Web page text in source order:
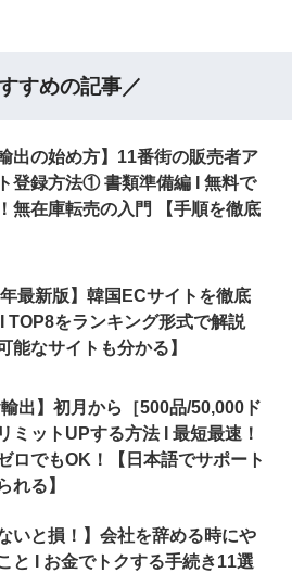
すめの記事／
出の始め方】11番街の販売者ア
登録方法① 書類準備編 Ι 無料で
無在庫転売の入門 【手順を徹底
年最新版】韓国ECサイトを徹底
TOP8をランキング形式で解説
能なサイトも分かる】
輸出】初月から［500品/50,000ド
ミットUPする方法 Ι 最短最速！
ロでもOK！【日本語でサポート
れる】
いと損！】会社を辞める時にや
と Ι お金でトクする手続き11選